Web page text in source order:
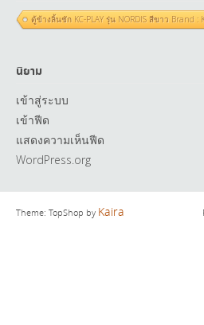
ตู้ข้างลิ้นชัก KC-PLAY รุ่น NORDIS สีขาว Brand :
นิยาม
เข้าสู่ระบบ
เข้าฟีด
แสดงความเห็นฟีด
WordPress.org
Theme: TopShop by Kaira